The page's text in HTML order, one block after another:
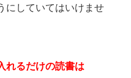
にしていてはいけませ
れるだけの読書は